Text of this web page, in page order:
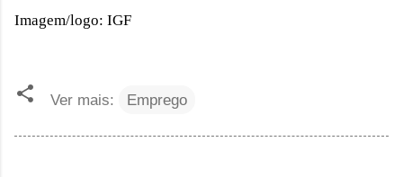
Imagem/logo: IGF
Ver mais: Emprego